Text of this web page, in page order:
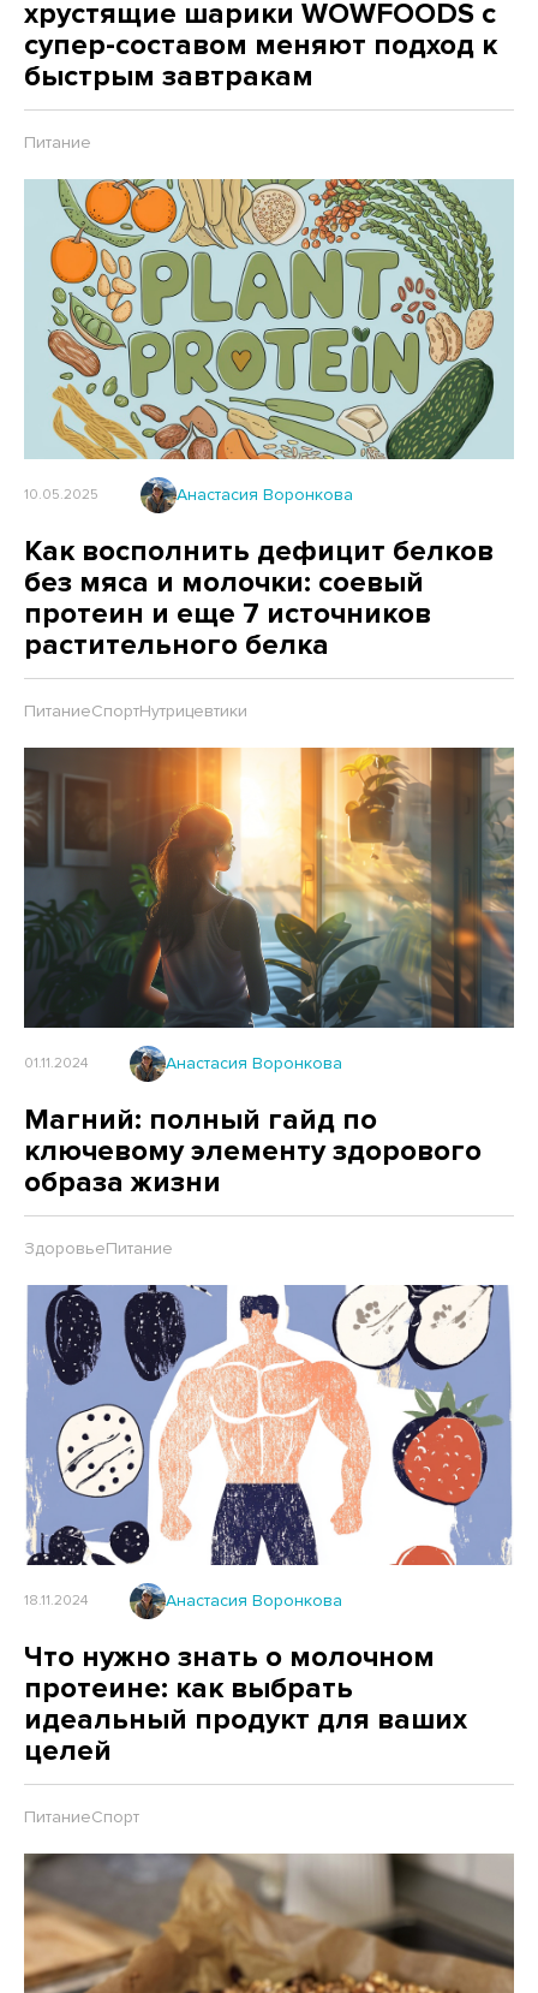
хрустящие шарики WOWFOODS с
супер-составом меняют подход к
быстрым завтракам
Питание
10.05.2025 Анастасия Воронкова
Как восполнить дефицит белков
без мяса и молочки: соевый
протеин и еще 7 источников
растительного белка
ПитаниеСпортНутрицевтики
01.11.2024 Анастасия Воронкова
Магний: полный гайд по
ключевому элементу здорового
образа жизни
ЗдоровьеПитание
18.11.2024 Анастасия Воронкова
Что нужно знать о молочном
протеине: как выбрать
идеальный продукт для ваших
целей
ПитаниеСпорт